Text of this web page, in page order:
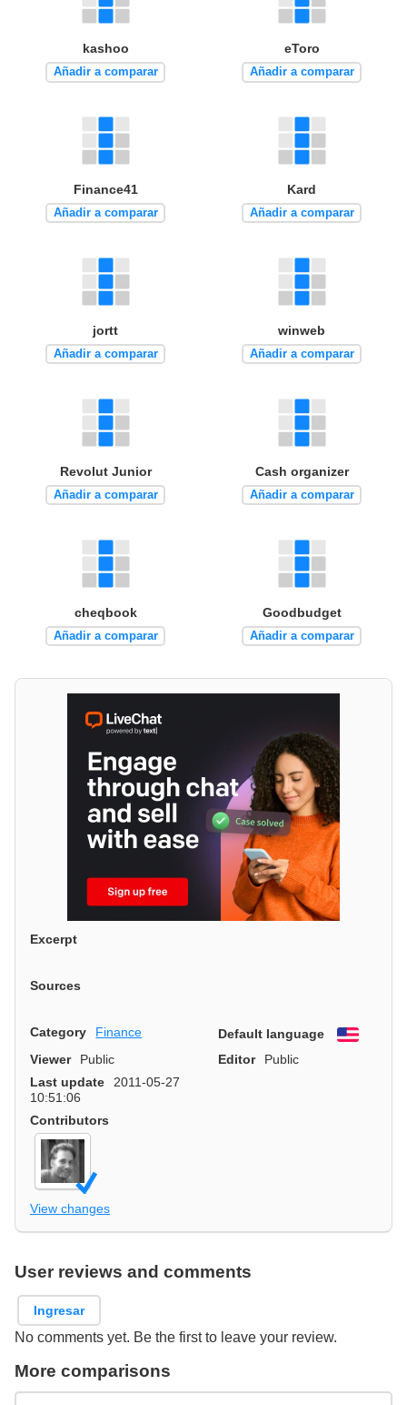
kashoo
Añadir a comparar
eToro
Añadir a comparar
Finance41
Añadir a comparar
Kard
Añadir a comparar
jortt
Añadir a comparar
winweb
Añadir a comparar
Revolut Junior
Añadir a comparar
Cash organizer
Añadir a comparar
cheqbook
Añadir a comparar
Goodbudget
Añadir a comparar
Excerpt
Sources
Category Finance Default language
English
Viewer
Public Editor
Public
Last update
2011-05-27
10:51:06
Contributors
View changes
User reviews and comments
Ingresar
No comments yet. Be the first to leave your review.
More comparisons